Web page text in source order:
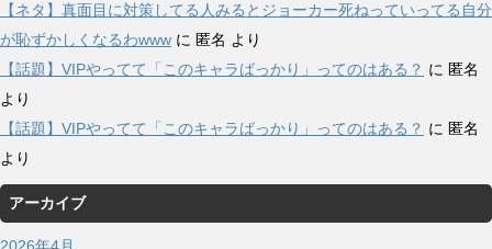
【ネタ】真面目に対策してる人みるとジョーカー死ねっていってる自分
が恥ずかしくなるわwww に 匿名 より
【話題】VIPやってて「このキャラばっかり」ってのはある？ に 匿名
より
【話題】VIPやってて「このキャラばっかり」ってのはある？ に 匿名
より
アーカイブ